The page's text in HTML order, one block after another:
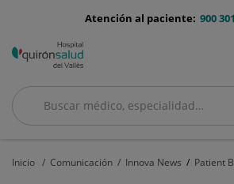
menu-
900
Atención al paciente:
Buscar
Buscar
Inicio Comunicación Innova News Patient